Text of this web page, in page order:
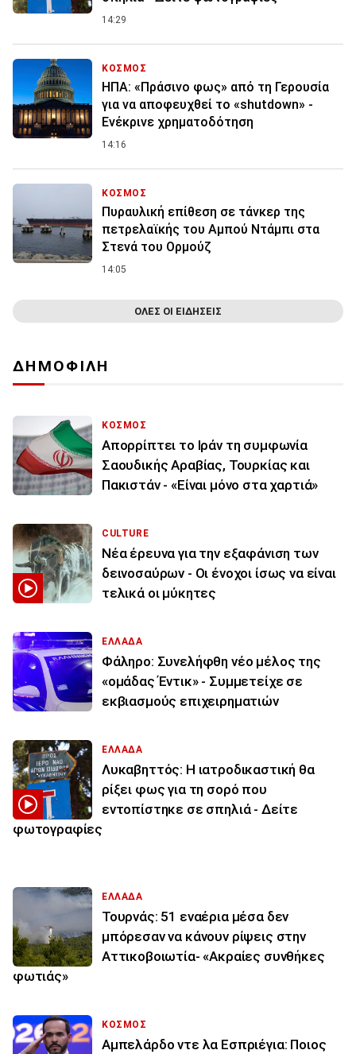
14:29
ΚΟΣΜΟΣ
ΗΠΑ: «Πράσινο φως» από τη Γερουσία
για να αποφευχθεί το «shutdown» -
Ενέκρινε χρηματοδότηση
14:16
ΚΟΣΜΟΣ
Πυραυλική επίθεση σε τάνκερ της
πετρελαϊκής του Αμπού Ντάμπι στα
Στενά του Ορμούζ
14:05
ΟΛΕΣ ΟΙ ΕΙΔΗΣΕΙΣ
ΔΗΜΟΦΙΛΗ
ΚΟΣΜΟΣ
Απορρίπτει το Ιράν τη συμφωνία
Σαουδικής Αραβίας, Τουρκίας και
Πακιστάν - «Είναι μόνο στα χαρτιά»
CULTURE
Νέα έρευνα για την εξαφάνιση των
δεινοσαύρων - Οι ένοχοι ίσως να είναι
τελικά οι μύκητες
ΕΛΛΑΔΑ
Φάληρο: Συνελήφθη νέο μέλος της
«ομάδας Έντικ» - Συμμετείχε σε
εκβιασμούς επιχειρηματιών
ΕΛΛΑΔΑ
Λυκαβηττός: Η ιατροδικαστική θα
ρίξει φως για τη σορό που
εντοπίστηκε σε σπηλιά - Δείτε
φωτογραφίες
ΕΛΛΑΔΑ
Τουρνάς: 51 εναέρια μέσα δεν
μπόρεσαν να κάνουν ρίψεις στην
Αττικοβοιωτία- «Ακραίες συνθήκες
φωτιάς»
ΚΟΣΜΟΣ
Αμπελάρδο ντε λα Εσπριέγια: Ποιος